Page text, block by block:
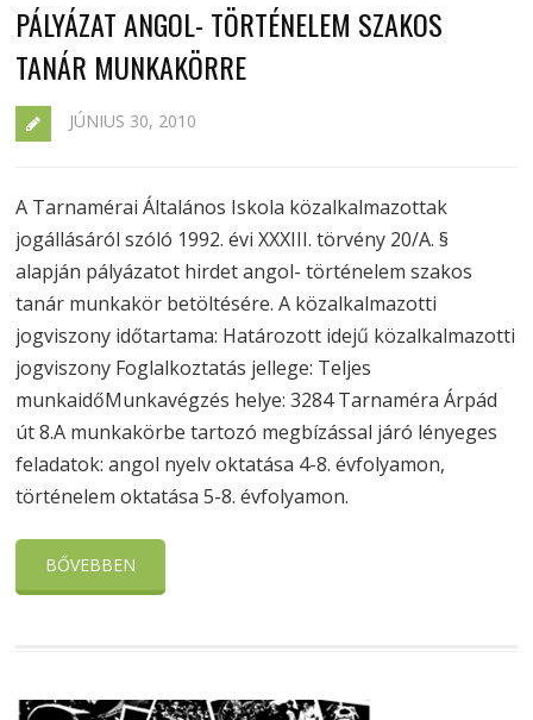
PÁLYÁZAT ANGOL- TÖRTÉNELEM SZAKOS
TANÁR MUNKAKÖRRE
JÚNIUS 30, 2010
A Tarnamérai Általános Iskola közalkalmazottak
jogállásáról szóló 1992. évi XXXIII. törvény 20/A. §
alapján pályázatot hirdet angol- történelem szakos
tanár munkakör betöltésére. A közalkalmazotti
jogviszony időtartama: Határozott idejű közalkalmazotti
jogviszony Foglalkoztatás jellege: Teljes
munkaidőMunkavégzés helye: 3284 Tarnaméra Árpád
út 8.A munkakörbe tartozó megbízással járó lényeges
feladatok: angol nyelv oktatása 4-8. évfolyamon,
történelem oktatása 5-8. évfolyamon.
BŐVEBBEN